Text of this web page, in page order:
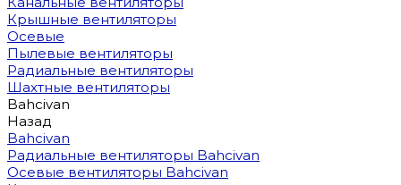
Крышные вентиляторы
Осевые
Пылевые вентиляторы
Радиальные вентиляторы
Шахтные вентиляторы
Bahcivan
Назад
Bahcivan
Радиальные вентиляторы Bahcivan
Осевые вентиляторы Bahcivan